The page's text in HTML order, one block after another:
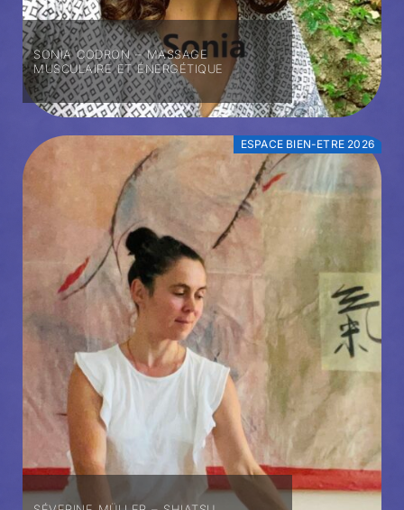
SONIA CODRON – MASSAGE
MUSCULAIRE ET ÉNERGÉTIQUE
ESPACE BIEN-ETRE 2026